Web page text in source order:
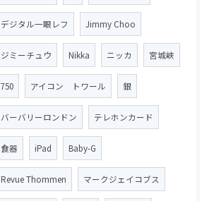
デジタル一眼レフ Jimmy Choo
ジミーチュウ Nikka ニッカ 宮城峡
750 アイコン トワール 銀
バーバリーロンドン テレホンカード
食器 iPad Baby-G
Revue Thommen マークジェイコブス